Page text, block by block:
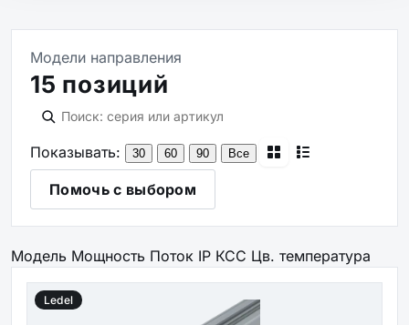
Модели направления
15 позиций
Показывать: 30 60 90 Все
Помочь с выбором
Модель Мощность Поток IP КСС Цв. температура
Ledel